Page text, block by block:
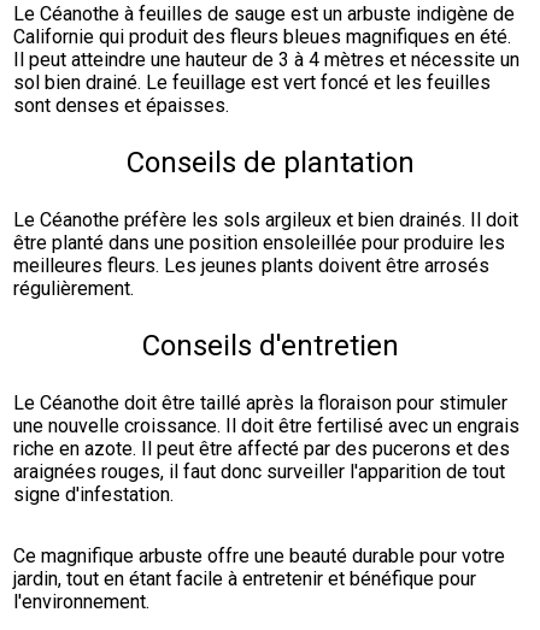
Le Céanothe à feuilles de sauge est un arbuste indigène de
Californie qui produit des fleurs bleues magnifiques en été.
Il peut atteindre une hauteur de 3 à 4 mètres et nécessite un
sol bien drainé. Le feuillage est vert foncé et les feuilles
sont denses et épaisses.
Conseils de plantation
Le Céanothe préfère les sols argileux et bien drainés. Il doit
être planté dans une position ensoleillée pour produire les
meilleures fleurs. Les jeunes plants doivent être arrosés
régulièrement.
Conseils d'entretien
Le Céanothe doit être taillé après la floraison pour stimuler
une nouvelle croissance. Il doit être fertilisé avec un engrais
riche en azote. Il peut être affecté par des pucerons et des
araignées rouges, il faut donc surveiller l'apparition de tout
signe d'infestation.
Ce magnifique arbuste offre une beauté durable pour votre
jardin, tout en étant facile à entretenir et bénéfique pour
l'environnement.